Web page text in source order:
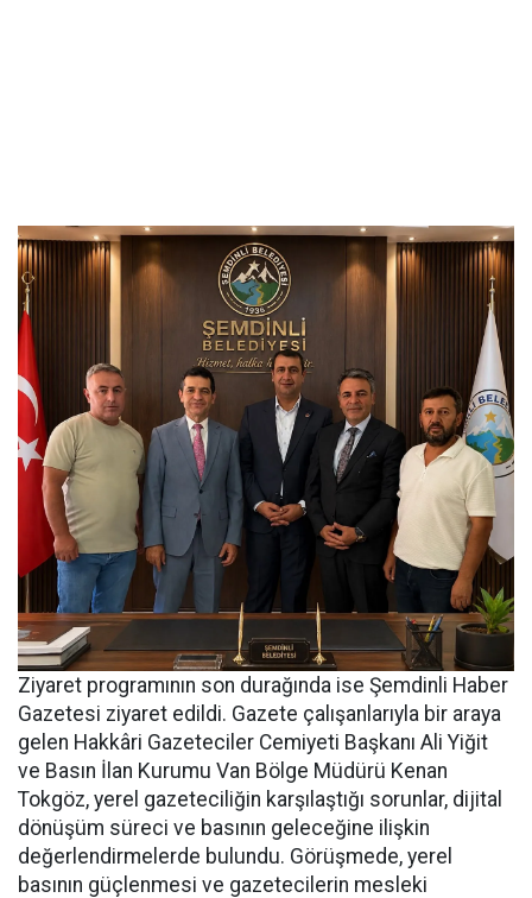
Ziyaret programının son durağında ise Şemdinli Haber
Gazetesi ziyaret edildi. Gazete çalışanlarıyla bir araya
gelen Hakkâri Gazeteciler Cemiyeti Başkanı Ali Yiğit
ve Basın İlan Kurumu Van Bölge Müdürü Kenan
Tokgöz, yerel gazeteciliğin karşılaştığı sorunlar, dijital
dönüşüm süreci ve basının geleceğine ilişkin
değerlendirmelerde bulundu. Görüşmede, yerel
basının güçlenmesi ve gazetecilerin mesleki